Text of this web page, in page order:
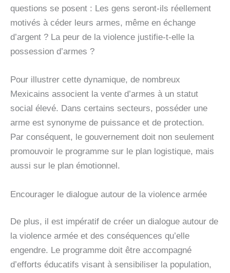
questions se posent : Les gens seront-ils réellement
motivés à céder leurs armes, même en échange
d’argent ? La peur de la violence justifie-t-elle la
possession d’armes ?
Pour illustrer cette dynamique, de nombreux
Mexicains associent la vente d’armes à un statut
social élevé. Dans certains secteurs, posséder une
arme est synonyme de puissance et de protection.
Par conséquent, le gouvernement doit non seulement
promouvoir le programme sur le plan logistique, mais
aussi sur le plan émotionnel.
Encourager le dialogue autour de la violence armée
De plus, il est impératif de créer un dialogue autour de
la violence armée et des conséquences qu’elle
engendre. Le programme doit être accompagné
d’efforts éducatifs visant à sensibiliser la population,